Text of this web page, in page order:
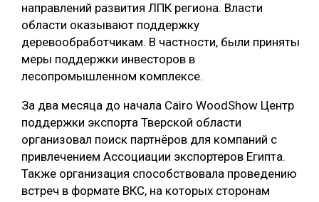
направлений развития ЛПК региона. Власти
области оказывают поддержку
деревообработчикам. В частности, были приняты
меры поддержки инвесторов в
лесопромышленном комплексе.
За два месяца до начала Cairo WoodShow Центр
поддержки экспорта Тверской области
организовал поиск партнёров для компаний с
привлечением Ассоциации экспортеров Египта.
Также организация способствовала проведению
встреч в формате ВКС, на которых сторонам